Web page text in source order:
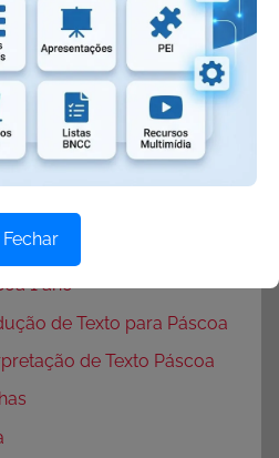
Páscoa
com moldes
para escola
para Ensino
1 ano
de Texto para Páscoa
de Texto Páscoa
Fechar